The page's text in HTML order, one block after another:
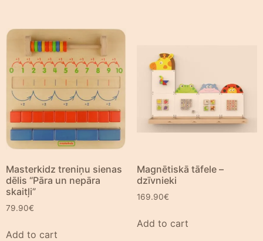
Masterkidz treniņu sienas
dēlis “Pāra un nepāra
skaitļi”
79.90€
Add to cart
Magnētiskā tāfele –
dzīvnieki
169.90€
Add to cart